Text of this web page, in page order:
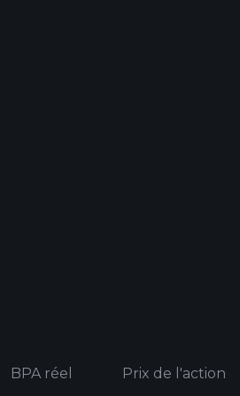
BPA réel Prix ​​de l'action